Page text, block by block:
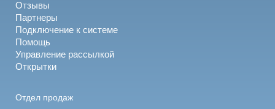
Отзывы
Партнеры
Подключение к системе
Помощь
Управление рассылкой
Открытки
Отдел продаж